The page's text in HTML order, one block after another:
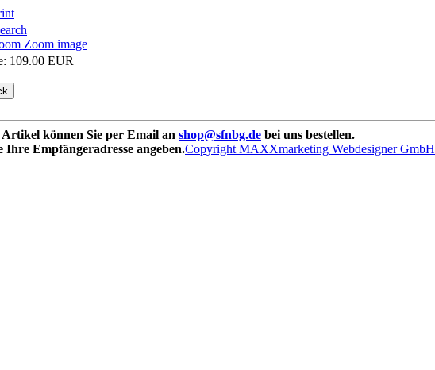
Zoom image
109.00 EUR
Artikel können Sie per Email an shop@sfnbg.de bei uns bestellen.
Ihre Empfängeradresse angeben.Copyright MAXXmarketing Webdesigner GmbH